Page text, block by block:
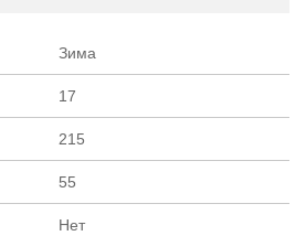
Зима
17
215
55
Нет